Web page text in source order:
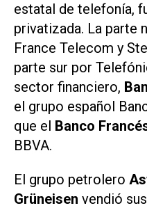
estatal de telefonía,
privatizada. La parte
France Telecom y
parte sur por
sector financiero,
el grupo español
que el Banco
BBVA.
El grupo petrolero
Grüneisen vendió